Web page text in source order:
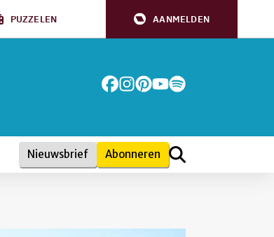
PUZZELEN AANMELDEN
Nieuwsbrief Abonneren